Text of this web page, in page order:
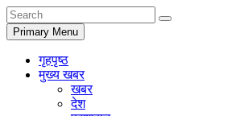
Primary Menu
गृहपृष्ठ
मुख्य खबर
खबर
देश